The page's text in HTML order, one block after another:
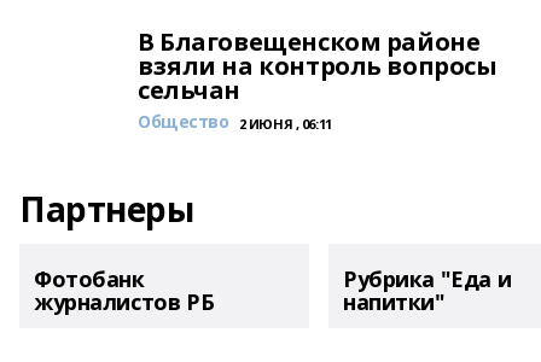
В Благовещенском районе
взяли на контроль вопросы
сельчан
Общество 2 ИЮНЯ , 06:11
Партнеры
Фотобанк
журналистов РБ
Рубрика "Еда и
напитки"